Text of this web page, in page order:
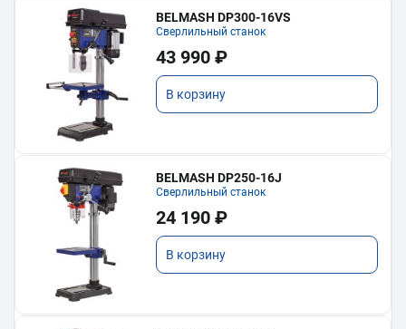
BELMASH DP300-16VS
Сверлильный станок
43 990 ₽
В корзину
BELMASH DP250-16J
Сверлильный станок
24 190 ₽
В корзину